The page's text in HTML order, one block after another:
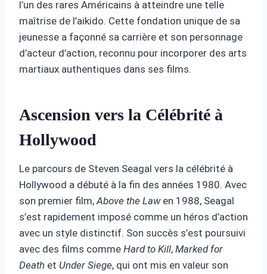
l’un des rares Américains à atteindre une telle
maîtrise de l’aikido. Cette fondation unique de sa
jeunesse a façonné sa carrière et son personnage
d’acteur d’action, reconnu pour incorporer des arts
martiaux authentiques dans ses films.
Ascension vers la Célébrité à
Hollywood
Le parcours de Steven Seagal vers la célébrité à
Hollywood a débuté à la fin des années 1980. Avec
son premier film, Above the Lawen 1988, Seagal
s’est rapidement imposé comme un héros d’action
avec un style distinctif. Son succès s’est poursuivi
avec des films comme Hard to Kill, Marked for
Death et Under Siege, qui ont mis en valeur son